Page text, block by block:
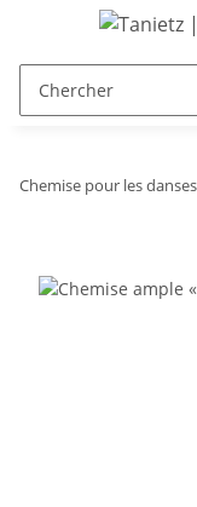
Chemise pour les danses